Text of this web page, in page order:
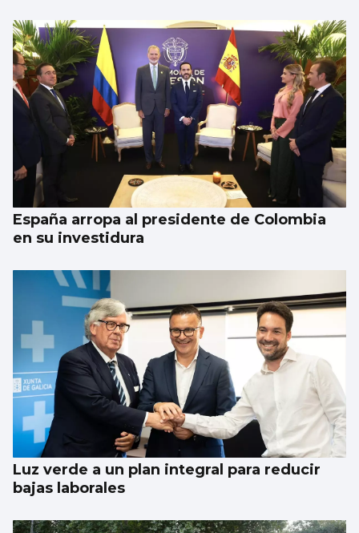
Los españoles enviaron más paquetes que
cartas en 2025
España arropa al presidente de Colombia
en su investidura
Luz verde a un plan integral para reducir
bajas laborales